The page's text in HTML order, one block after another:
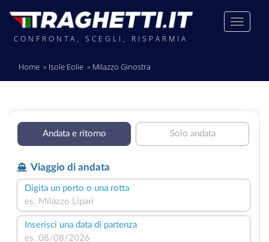
CONFRONTA, SCEGLI, RISPARMIA
Home Isole Eolie Milazzo Ginostra